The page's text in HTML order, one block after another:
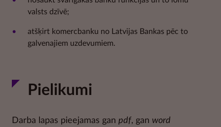
valsts dzīvē;
atšķirt komercbanku no Latvijas Bankas pēc to
galvenajiem uzdevumiem.
Pielikumi
Darba lapas pieejamas gan pdf, gan word